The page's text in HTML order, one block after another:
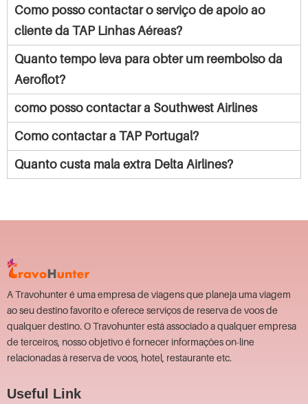
Como posso contactar o serviço de apoio ao
cliente da TAP Linhas Aéreas?
Quanto tempo leva para obter um reembolso da
Aeroflot?
como posso contactar a Southwest Airlines
Como contactar a TAP Portugal?
Quanto custa mala extra Delta Airlines?
A Travohunter é uma empresa de viagens que planeja uma viagem
ao seu destino favorito e oferece serviços de reserva de voos de
qualquer destino. O Travohunter está associado a qualquer empresa
de terceiros, nosso objetivo é fornecer informações on-line
relacionadas à reserva de voos, hotel, restaurante etc.
Useful Link